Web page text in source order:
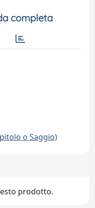
completa
o Saggio)
prodotto.